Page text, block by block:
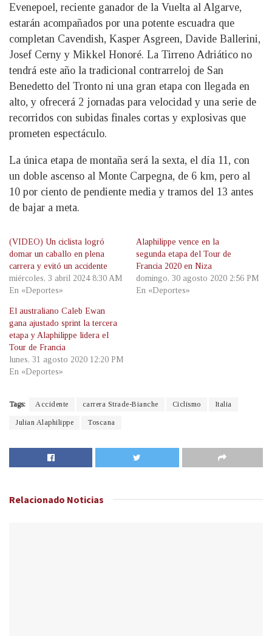
Evenepoel, reciente ganador de la Vuelta al Algarve,
estarán acompañados por una potente escuadra que
completan Cavendish, Kasper Asgreen, Davide Ballerini,
Josef Cerny y Mikkel Honoré. La Tirreno Adriático no
tendrá este año la tradicional contrarreloj de San
Benedetto del Tronto ni una gran etapa con llegada en
alto, y ofrecerá 2 jornadas para velocidad y una serie de
recorridos con subidas finales cortas y explosivas que
prometen espectáculo.
La única etapa de montaña será la sexta, el día 11, con
un doble ascenso al Monte Carpegna, de 6 km, pero al
10 por ciento de pendiente media y tramos del 13 antes
de bajar a meta.
(VIDEO) Un ciclista logró
domar un caballo en plena
carrera y evitó un accidente
miércoles, 3 abril 2024 8:30 AM
En «Deportes»
Alaphilippe vence en la
segunda etapa del Tour de
Francia 2020 en Niza
domingo, 30 agosto 2020 2:56 PM
En «Deportes»
El australiano Caleb Ewan
gana ajustado sprint la tercera
etapa y Alaphilippe lidera el
Tour de Francia
lunes, 31 agosto 2020 12:20 PM
En «Deportes»
Tags: Accidente carrera Strade-Bianche Ciclismo Italia
Julian Alaphilippe Toscana
Relacionado Noticias